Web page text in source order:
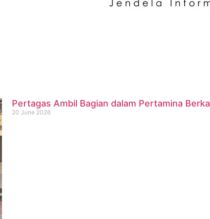
Pertagas Ambil Bagian dalam Pertamina
20 June 2026